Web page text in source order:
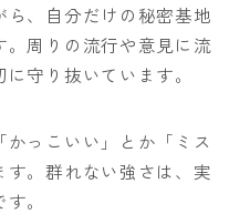
ら、自分だけの秘密基地
。周りの流行や意見に流
守り抜いています。
っこいい」とか「ミス
。群れない強さは、実
。